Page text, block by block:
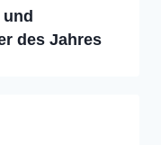
des Jahres